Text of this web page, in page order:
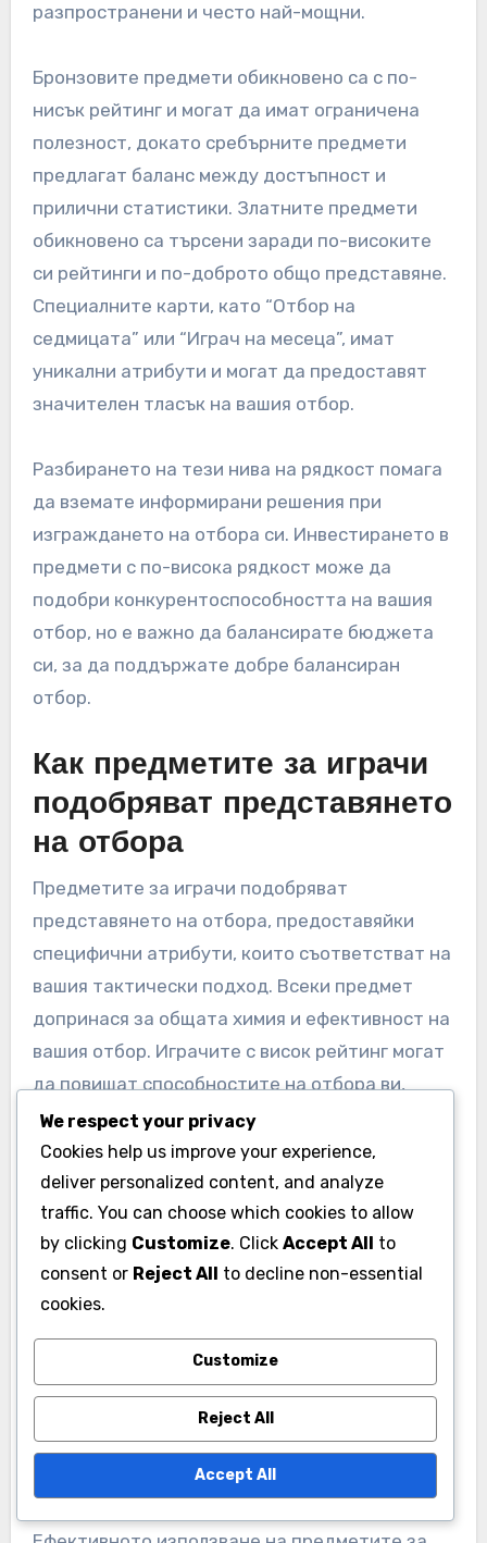
разпространени и често най-мощни.
Бронзовите предмети обикновено са с по-
нисък рейтинг и могат да имат ограничена
полезност, докато сребърните предмети
предлагат баланс между достъпност и
прилични статистики. Златните предмети
обикновено са търсени заради по-високите
си рейтинги и по-доброто общо представяне.
Специалните карти, като “Отбор на
седмицата” или “Играч на месеца”, имат
уникални атрибути и могат да предоставят
значителен тласък на вашия отбор.
Разбирането на тези нива на рядкост помага
да вземате информирани решения при
изграждането на отбора си. Инвестирането в
предмети с по-висока рядкост може да
подобри конкурентоспособността на вашия
отбор, но е важно да балансирате бюджета
си, за да поддържате добре балансиран
отбор.
Как предметите за играчи
подобряват представянето
на отбора
Предметите за играчи подобряват
представянето на отбора, предоставяйки
специфични атрибути, които съответстват на
вашия тактически подход. Всеки предмет
допринася за общата химия и ефективност на
вашия отбор. Играчите с висок рейтинг могат
да повишат способностите на отбора ви,
което улеснява изпълнението на стратегии и
печеленето на мачове.
Освен това, определени предмети за играчи
могат да предлагат уникални черти или
способности, които могат да променят хода
на критични моменти. Например, играчите с
висока издръжливост могат да поддържат
представянето си през целия мач, докато
тези с изключителни статистики за подаване
могат да създават повече възможности за
отбелязване на голове.
We respect your privacy
Cookies help us improve your experience,
deliver personalized content, and analyze
traffic. You can choose which cookies to allow
by clicking Customize. Click Accept All to
consent or Reject All to decline non-essential
cookies.
Customize
Reject All
Accept All